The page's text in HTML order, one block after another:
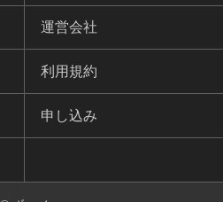
運営会社
利用規約
申し込み